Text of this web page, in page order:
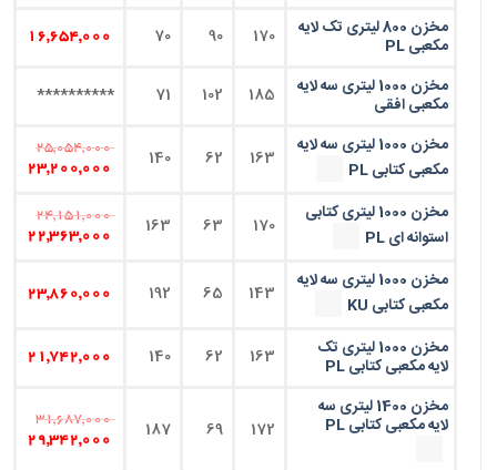
مخزن 800 لیتری تک لایه
مکعبی PL 170
90
70
16,654,000
مخزن 1000 لیتری سه لایه
مکعبی افقی 185
102
71
**********
مخزن 1000 لیتری سه لایه
مکعبی کتابی PL
163
62
140
25,054,000
23,200,000
مخزن 1000 لیتری کتابی
استوانه ای PL
170
63
163
24,151,000
22,363,000
مخزن 1000 لیتری سه لایه
مکعبی کتابی KU
143
65
192
23,860,000
مخزن 1000 لیتری تک
لایه مکعبی کتابی PL 163
62
140
21,742,000
مخزن 1400 لیتری سه
لایه مکعبی کتابی PL 172
69
187
31,687,000
29,342,000